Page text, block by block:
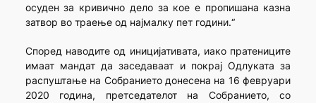
осуден за кривично дело за кое е пропишана казна
затвор во траење од најмалку пет години.“
Според наводите од иницијативата, иако пратениците
имаат мандат да заседаваат и покрај Одлуката за
распуштање на Собранието донесена на 16 февруари
2020 година, претседателот на Собранието, со